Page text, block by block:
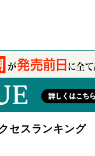
セスランキング